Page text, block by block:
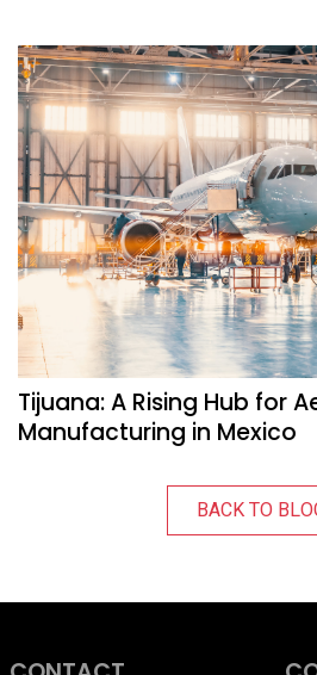
Tijuana: A Rising Hub for
Manufacturing in Mexico
BACK TO